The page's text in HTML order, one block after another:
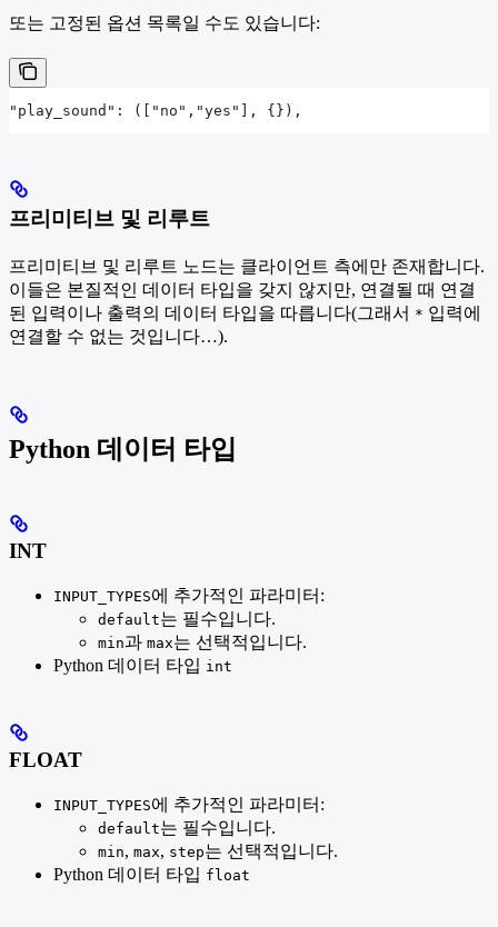
또는 고정된 옵션 목록일 수도 있습니다:
"play_sound": (["no","yes"], {}),
프리미티브 및 리루트
프리미티브 및 리루트 노드는 클라이언트 측에만 존재합니다.
이들은 본질적인 데이터 타입을 갖지 않지만, 연결될 때 연결
된 입력이나 출력의 데이터 타입을 따릅니다(그래서 * 입력에
연결할 수 없는 것입니다…).
Python 데이터 타입
INT
INPUT_TYPES에 추가적인 파라미터:
default는 필수입니다.
min과 max는 선택적입니다.
Python 데이터 타입 int
FLOAT
INPUT_TYPES에 추가적인 파라미터:
default는 필수입니다.
min, max, step는 선택적입니다.
Python 데이터 타입 float